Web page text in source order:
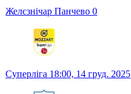
Желєзнічар Панчево 0
Суперліга 18:00, 14 груд. 2025